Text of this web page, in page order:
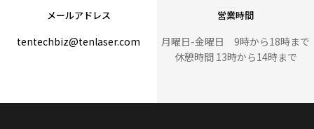
メールアドレス
tentechbiz@tenlaser.com
営業時間
月曜日-金曜日 9時から18時まで
休憩時間 13時から14時まで